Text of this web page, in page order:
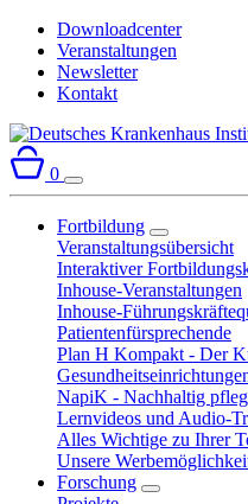
Downloadcenter
Veranstaltungen
Newsletter
Kontakt
0
Fortbildung
Veranstaltungsübersicht
Interaktiver
Inhouse-Veranstaltungen
Inhouse-
Patientenfürsprechende
Plan H Kompakt - Der
NapiK - Nachhaltig
Lernvideos und Audio-
Alles Wichtige zu Ihrer
Unsere
Forschung